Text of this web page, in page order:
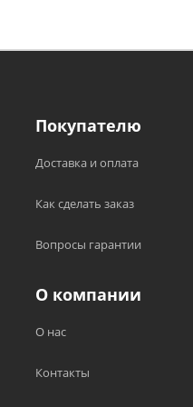
Покупателю
Доставка и оплата
Как сделать заказ
Вопросы гарантии
О компании
О нас
Контакты